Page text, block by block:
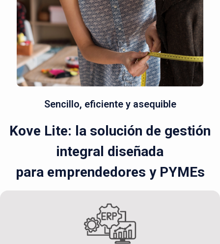
Sencillo, eficiente y asequible
Kove Lite: la solución de gestión
integral diseñada
para emprendedores y PYMEs